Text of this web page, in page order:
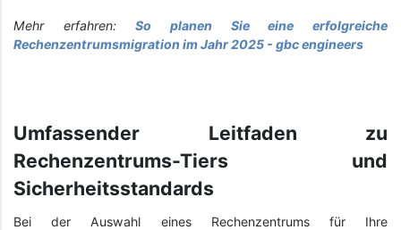
Mehr erfahren:So planen Sie eine erfolgreiche
Rechenzentrumsmigration im Jahr 2025 - gbc engineers
Umfassender Leitfaden zu
Rechenzentrums-Tiers und
Sicherheitsstandards
Bei der Auswahl eines Rechenzentrums für Ihre